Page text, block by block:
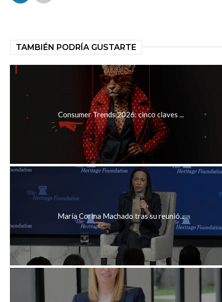
TAMBIÉN PODRÍA GUSTARTE
Consumer Trends 2026: cinco claves ...
María Corina Machado tras su reunió...